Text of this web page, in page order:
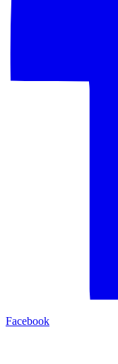
Facebook